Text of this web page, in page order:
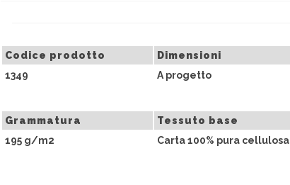
Codice prodotto Dimensioni
1349
A progetto
Grammatura Tessuto base
195 g/m2
Carta 100% pura cellulosa